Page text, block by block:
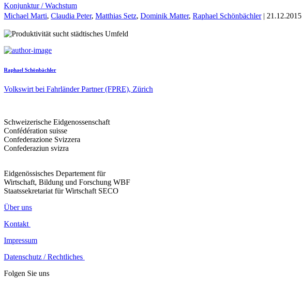
Konjunktur / Wachstum
Michael Marti, Claudia Peter, Matthias Setz, Dominik Matter, Raphael Schönbächler| 21.12.2015
Raphael Schönbächler
Volkswirt bei Fahrländer Partner (FPRE), Zürich
Schweizerische Eidgenossenschaft
Confédération suisse
Confederazione Svizzera
Confederaziun svizra
Eidgenössisches Departement für
Wirtschaft, Bildung und Forschung WBF
Staatssekretariat für Wirtschaft SECO
Über uns
Kontakt
Impressum
Datenschutz / Rechtliches
Folgen Sie uns